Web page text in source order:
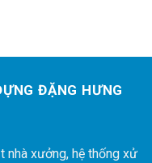
ĐẶNG HƯNG
xưởng, hệ thống xử